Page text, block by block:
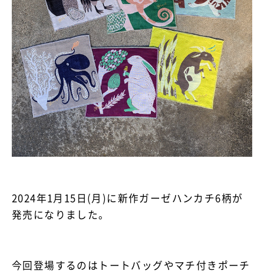
2024年1月15日(月)に新作ガーゼハンカチ6柄が
発売になりました。
今回登場するのはトートバッグやマチ付きポーチ